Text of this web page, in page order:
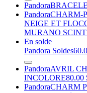
Pandora
PandoraCHARM-
NEIGE ET
MURANO
En solde
Pandora Soldes
PandoraAVRIL
INCOLORE80.00
PandoraCHARM